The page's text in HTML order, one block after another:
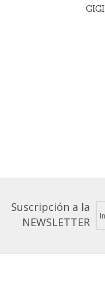
Suscripción a la
NEWSLETTER